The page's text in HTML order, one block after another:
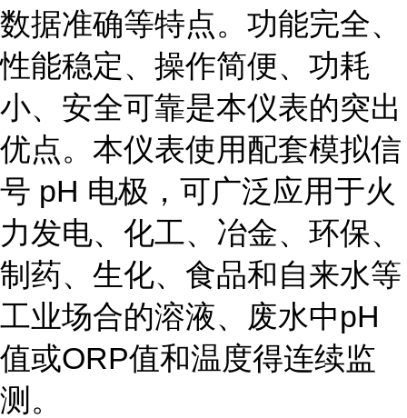
数据准确等特点。功能完全、
性能稳定、操作简便、功耗
小、安全可靠是本仪表的突出
优点。本仪表使用配套模拟信
号 pH 电极，可广泛应用于火
力发电、化工、冶金、环保、
制药、生化、食品和自来水等
工业场合的溶液、废水中pH
值或ORP值和温度得连续监
测。